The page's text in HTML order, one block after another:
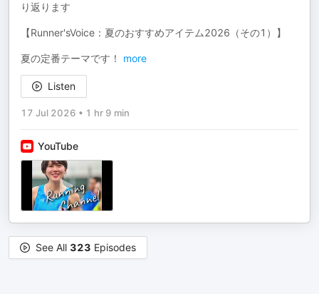
り返ります
【Runner'sVoice：夏のおすすめアイテム2026（その1）】
夏の定番テーマです！ more
Listen
17 Jul 2026 • 1 hr 9 min
YouTube
See All 323 Episodes